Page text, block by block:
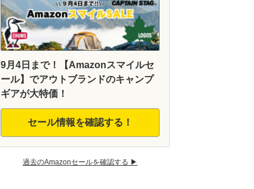
9月4日まで！【Amazonスマイルセ
ール】でアウトブランドのキャンプ
ギアが大特価！
セール情報を確認する！
過去のAmazonセールを確認する ▶︎